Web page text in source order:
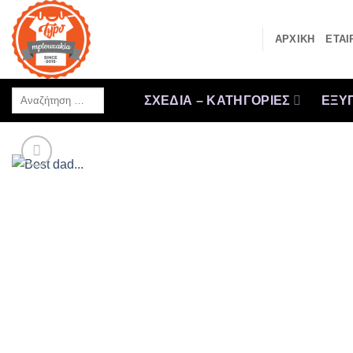
Μετάβαση
στο
περιεχόμενο
ΑΡΧΙΚΗ
Αναζήτηση
ΣΧΕΔΙΑ – ΚΑΤΗΓΟΡΙΕΣ